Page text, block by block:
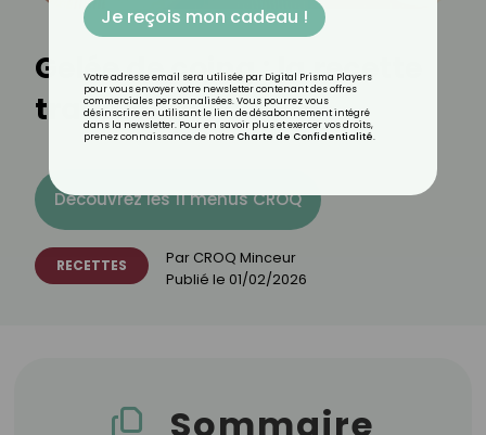
Gelée de coing : la recette
traditionnelle !
Découvrez les 11 menus CROQ
RECETTES Par CROQ Minceur
Publié le 01/02/2026
Sommaire
Je reçois mon cadeau !
Votre adresse email sera utilisée par Digital Prisma Players
pour vous envoyer votre newsletter contenant des offres
commerciales personnalisées. Vous pourrez vous
désinscrire en utilisant le lien de désabonnement intégré
dans la newsletter. Pour en savoir plus et exercer vos droits,
prenez connaissance de notre Charte de Confidentialité.